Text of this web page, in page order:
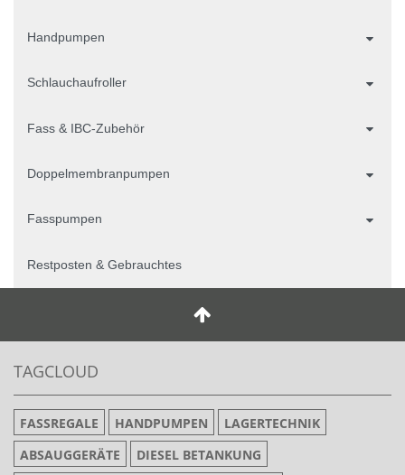
Handpumpen
Schlauchaufroller
Fass & IBC-Zubehör
Doppelmembranpumpen
Fasspumpen
Restposten & Gebrauchtes
TAGCLOUD
FASSREGALE HANDPUMPEN
LAGERTECHNIK
ABSAUGGERÄTE
DIESEL BETANKUNG